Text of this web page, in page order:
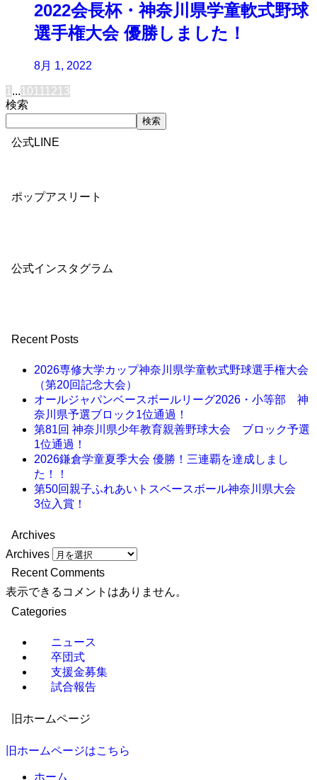
2022会長杯・神奈川県学童軟式野球
選手権大会 優勝しました！
8月 1, 2022
1 ...1011 1213
検索
検索
公式LINE
ポップアスリート
公式インスタグラム
Recent Posts
2026専修大学カップ神奈川県学童軟式野球選手権大会
（第20回記念大会）
オールジャパンベースボールリーグ2026・小等部 神
奈川県予選ブロック1位通過！
第81回 神奈川県少年教育親善野球大会 ブロック予選
1位通過！
2026鎌倉学童夏季大会 優勝！三連覇を達成しまし
た！！
第50回親子ふれあいトスベースボール神奈川県大会
3位入賞！
Archives
Archives
Recent Comments
表示できるコメントはありません。
Categories
ニュース
卒団式
支援金募集
試合報告
旧ホームページ
旧ホームページはこちら
ホーム